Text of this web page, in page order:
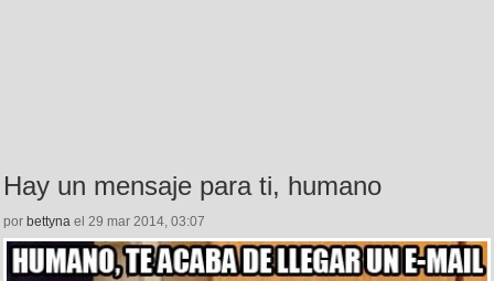
Hay un mensaje para ti, humano
por bettyna el 29 mar 2014, 03:07